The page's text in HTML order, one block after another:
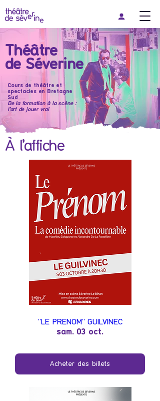
Théâtre
de Séverine
Cours de théâtre et
spectacles en Bretagne
Sud
De la formation à la scène :
l'art de jouer vrai
À l'affiche
"LE PRENOM" GUILVINEC
sam. 03 oct.
Acheter des billets